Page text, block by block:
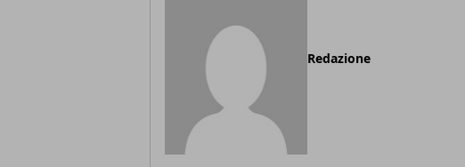
Redazione